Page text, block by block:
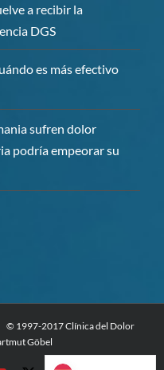
a recibir la
DGS
es más efectivo
sufren dolor
podría empeorar su
1997-2017 Clínica del Dolor
Göbel